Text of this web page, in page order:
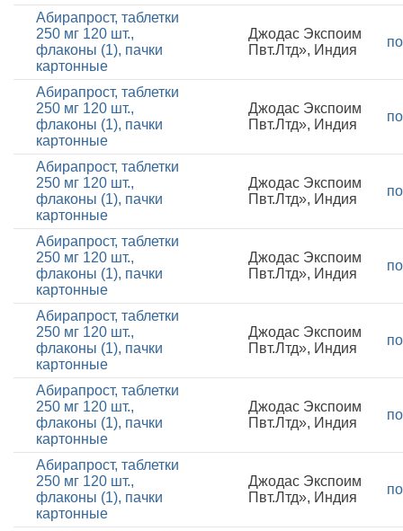
Абирапрост, таблетки
250 мг 120 шт.,
флаконы (1), пачки
картонные
Джодас Экспоим
Пвт.Лтд», Индия
Абирапрост, таблетки
250 мг 120 шт.,
флаконы (1), пачки
картонные
Джодас Экспоим
Пвт.Лтд», Индия
Абирапрост, таблетки
250 мг 120 шт.,
флаконы (1), пачки
картонные
Джодас Экспоим
Пвт.Лтд», Индия
Абирапрост, таблетки
250 мг 120 шт.,
флаконы (1), пачки
картонные
Джодас Экспоим
Пвт.Лтд», Индия
Абирапрост, таблетки
250 мг 120 шт.,
флаконы (1), пачки
картонные
Джодас Экспоим
Пвт.Лтд», Индия
Абирапрост, таблетки
250 мг 120 шт.,
флаконы (1), пачки
картонные
Джодас Экспоим
Пвт.Лтд», Индия
Абирапрост, таблетки
250 мг 120 шт.,
флаконы (1), пачки
картонные
Джодас Экспоим
Пвт.Лтд», Индия